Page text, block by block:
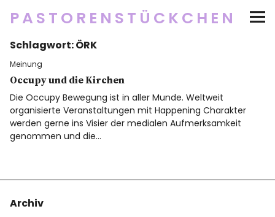
PASTORENSTÜCKCHEN
Startseite
Über
Social Media
Impressum/Datenschutz
Schlagwort:ÖRK
Meinung
Occupy und die Kirchen
Die Occupy Bewegung ist in aller Munde. Weltweit
organisierte Veranstaltungen mit Happening Charakter
werden gerne ins Visier der medialen Aufmerksamkeit
genommen und die…
Archiv